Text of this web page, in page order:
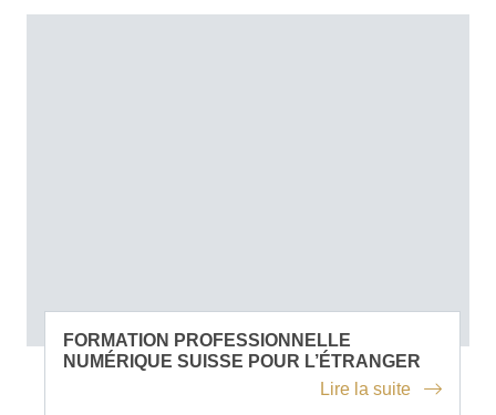
FORMATION PROFESSIONNELLE
NUMÉRIQUE SUISSE POUR L’ÉTRANGER
Lire la suite